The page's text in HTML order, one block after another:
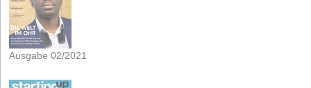
Ausgabe 02/2021